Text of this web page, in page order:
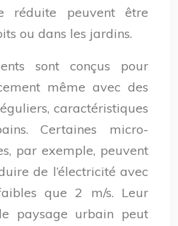
réduite peuvent être
ou dans les jardins.
sont conçus pour
même avec des
caractéristiques
Certaines micro-
par exemple, peuvent
de l’électricité avec
que 2 m/s. Leur
paysage urbain peut